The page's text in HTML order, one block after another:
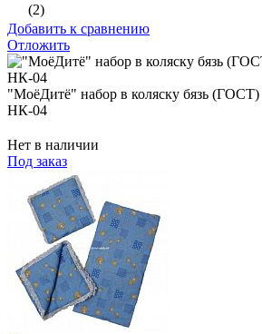
(2)
Добавить к сравнению
Отложить
"МоёДитё" набор в коляску бязь
НК-04
Нет в наличии
Под заказ